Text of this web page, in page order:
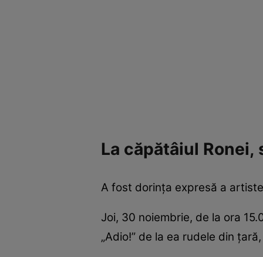
La căpătâiul
A fost dorința expresă a
Joi, 30 noiembrie, de la ora
„Adio!” de la ea rudele din